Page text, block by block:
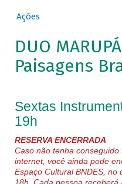
Ações
DUO
Paisagens
Sextas
19h
RESERVA ENCERRADA
Caso não tenha
internet, você ainda pode
Espaço Cultural BNDES,